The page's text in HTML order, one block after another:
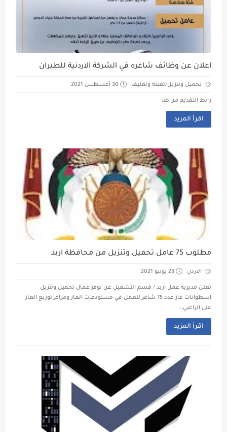
اعلان عن وظائف شاغره في الشركة الاردنية للطيران
تحميل وتنزيل/تعبئة وتغليف 30 أغسطس 2021
رابط التقديم من هنا
اقرأ المزيد
مطلوب 75 عامل تحميل وتنزيل من محافظة اربد
الاردن 23 يونيو 2021
تعلن مديرية عمل اربد / قسم التشغيل عن توفر عمال تحميل وتنزيل
اسطوانات غاز عدد 75 شاغر للعمل في مستودعات الغاز ومراكز توزيع الغاز
على الراغبي...
اقرأ المزيد